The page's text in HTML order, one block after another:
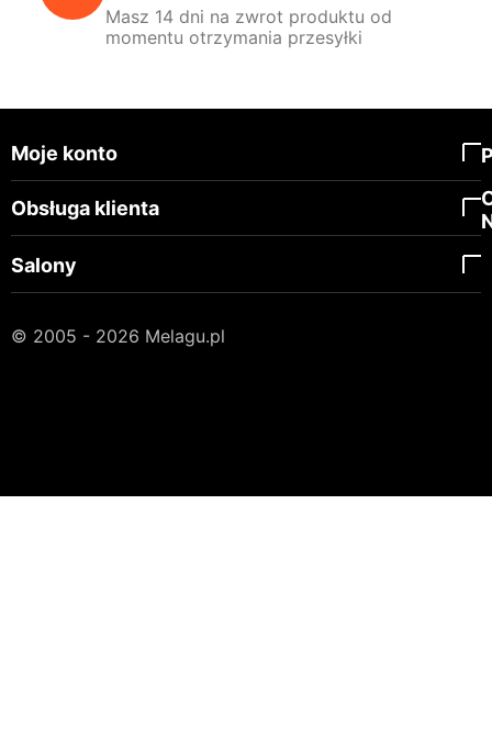
Masz 14 dni na zwrot produktu od
momentu otrzymania przesyłki
Moje konto
Obsługa klienta
Salony
© 2005 - 2026 Melagu.pl